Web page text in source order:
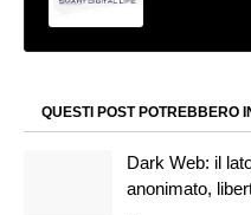
QUESTI POST POTREBBERO
Dark Web: il
anonimato,